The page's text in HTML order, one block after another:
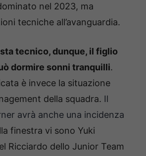
nel 2023, ma
tecniche all’avanguardia.
tecnico, dunque, il figlio
dormire sonni tranquilli.
è invece la situazione
della squadra. Il
avrà anche una incidenza
finestra vi sono Yuki
Ricciardo dello Junior Team